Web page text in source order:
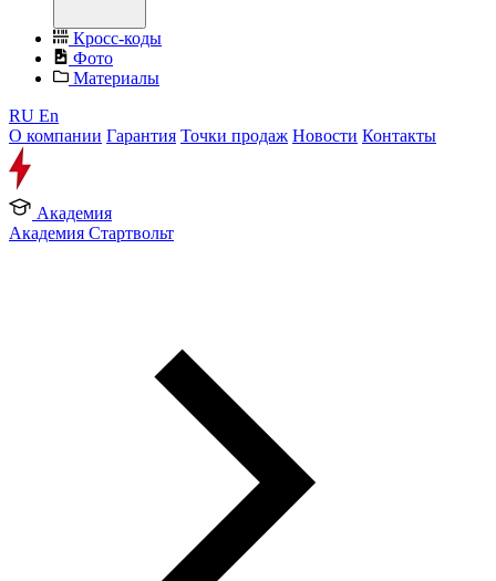
Кросс-коды
Фото
Материалы
RU En
О компании Гарантия Точки продаж Новости Контакты
Академия
Академия Стартвольт